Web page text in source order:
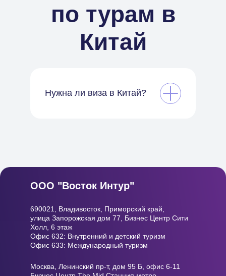
по турам в
Китай
Нужна ли виза в Китай?
ООО "Восток Интур"
690021, Владивосток, Приморский край,
улица Запорожская дом 77, Бизнес Центр Сити
Холл, 6 этаж
Офис 632: Внутренний и детский туризм
Офис 633: Международный туризм
Москва, Ленинский пр-т, дом 95 Б, офис 6-11